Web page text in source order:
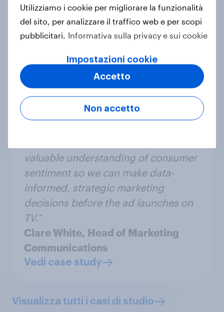
ultimi case study.
valuable understanding of consumer
sentiment so we can make data-
informed, strategic marketing
decisions before the ad launches on
TV.”
Clare White, Head of Marketing
Communications
Vedi case study
Visualizza tutti i casi di studio
Utilizziamo i cookie per migliorare la funzionalità
del sito, per analizzare il traffico web e per scopi
pubblicitari.
Informativa sulla privacy e sui cookie
Impostazioni cookie
Non accetto
Accetto